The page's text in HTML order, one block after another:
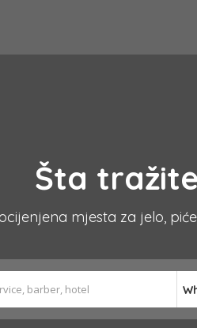
Šta
mjesta za jelo,